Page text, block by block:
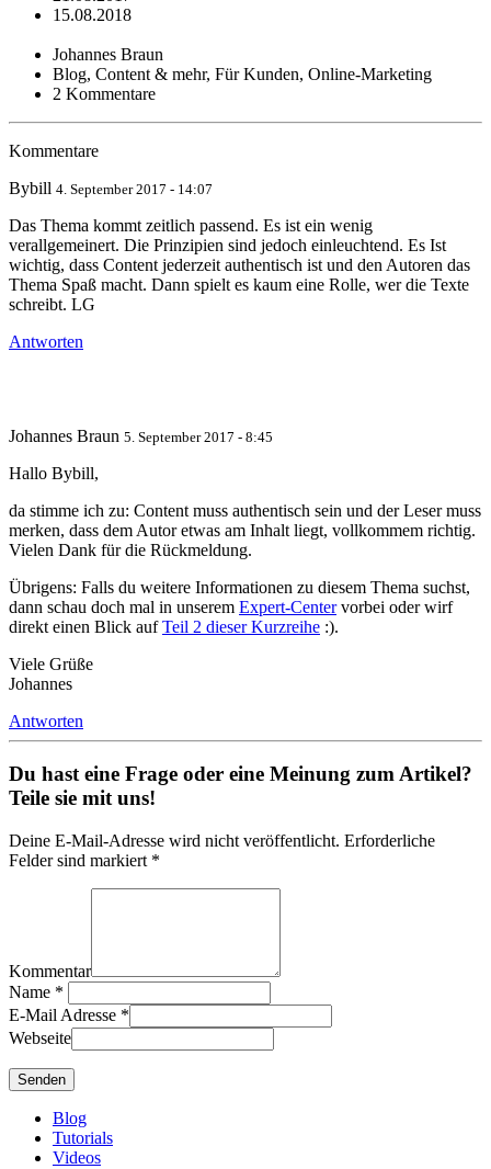
15.08.2018
Johannes Braun
Blog, Content & mehr, Für Kunden, Online-Marketing
2 Kommentare
Kommentare
Bybill 4. September 2017 - 14:07
Das Thema kommt zeitlich passend. Es ist ein wenig
verallgemeinert. Die Prinzipien sind jedoch einleuchtend. Es Ist
wichtig, dass Content jederzeit authentisch ist und den Autoren das
Thema Spaß macht. Dann spielt es kaum eine Rolle, wer die Texte
schreibt. LG
Antworten
Johannes Braun 5. September 2017 - 8:45
Hallo Bybill,
da stimme ich zu: Content muss authentisch sein und der Leser muss
merken, dass dem Autor etwas am Inhalt liegt, vollkommem richtig.
Vielen Dank für die Rückmeldung.
Übrigens: Falls du weitere Informationen zu diesem Thema suchst,
dann schau doch mal in unserem Expert-Centervorbei oder wirf
direkt einen Blick aufTeil 2 dieser Kurzreihe :).
Viele Grüße
Johannes
Antworten
Du hast eine Frage oder eine Meinung zum Artikel?
Teile sie mit uns!
Deine E-Mail-Adresse wird nicht veröffentlicht. Erforderliche
Felder sind markiert *
Kommentar
Name *
E-Mail Adresse *
Webseite
Blog
Tutorials
Videos